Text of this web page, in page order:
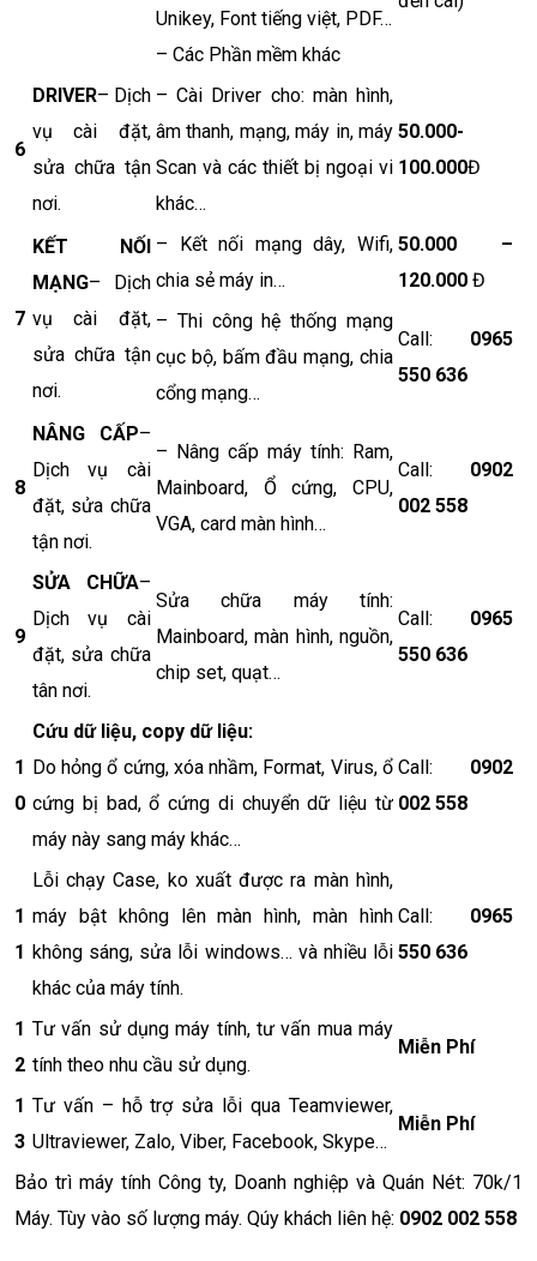
Unikey, Font tiếng việt, PDF…
– Các Phần mềm khác
6
DRIVER– Dịch
vụ cài đặt,
sửa chữa tận
nơi.
– Cài Driver cho: màn hình,
âm thanh, mạng, máy in, máy
Scan và các thiết bị ngoại vi
khác…
50.000-
100.000Đ
7
KẾT NỐI
MẠNG– Dịch
vụ cài đặt,
sửa chữa tận
nơi.
– Kết nối mạng dây, Wifi,
chia sẻ máy in…
50.000 –
120.000 Đ
– Thi công hệ thống mạng
cục bộ, bấm đầu mạng, chia
cổng mạng…
Call: 0965
550 636
8
NÂNG CẤP–
Dịch vụ cài
đặt, sửa chữa
tận nơi.
– Nâng cấp máy tính: Ram,
Mainboard, Ổ cứng, CPU,
VGA, card màn hình…
Call: 0902
002 558
9
SỬA CHỮA–
Dịch vụ cài
đặt, sửa chữa
tân nơi.
Sửa chữa máy tính:
Mainboard, màn hình, nguồn,
chip set, quạt…
Call: 0965
550 636
1
0
Cứu dữ liệu, copy dữ liệu:
Do hỏng ổ cứng, xóa nhầm, Format, Virus, ổ
cứng bị bad, ổ cứng di chuyển dữ liệu từ
máy này sang máy khác…
Call: 0902
002 558
1
1
Lỗi chạy Case, ko xuất được ra màn hình,
máy bật không lên màn hình, màn hình
không sáng, sửa lỗi windows… và nhiều lỗi
khác của máy tính.
Call: 0965
550 636
1
2
Tư vấn sử dụng máy tính, tư vấn mua máy
tính theo nhu cầu sử dụng.
Miễn Phí
1
3
Tư vấn – hỗ trợ sửa lỗi qua Teamviewer,
Ultraviewer, Zalo, Viber, Facebook, Skype…
Miễn Phí
Bảo trì máy tính Công ty, Doanh nghiệp và Quán Nét: 70k/1
Máy. Tùy vào số lượng máy. Qúy khách liên hệ: 0902 002 558